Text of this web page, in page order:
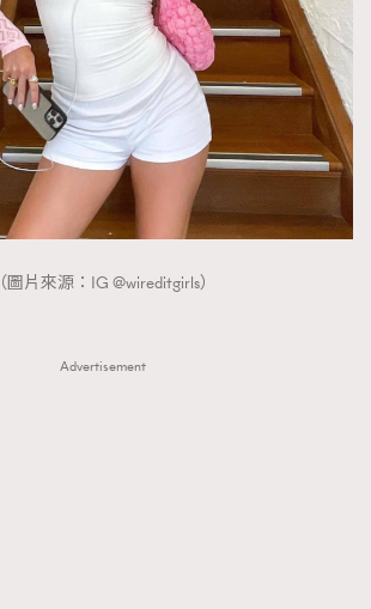
（圖片來源：IG @wireditgirls）
Advertisement